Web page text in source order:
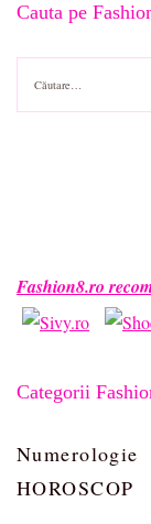
Cauta pe
Caută
după:
Fashion8.ro
Categorii
Numerologie
HOROSCOP